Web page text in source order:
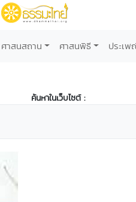
ศาสนสถาน ศาสนพิธี ประเ
ค้นหาในเว็บไซต์ :